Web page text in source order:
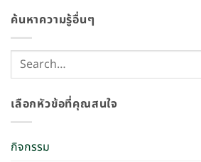
ค้นหาความรู้อื่นๆ
เลือกหัวข้อที่คุณสนใจ
กิจกรรม